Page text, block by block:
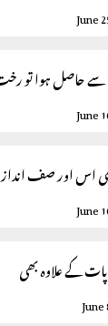
June
حاصل ہوا تو
June
اس اور صف
June
کے علاوہ بھی
June